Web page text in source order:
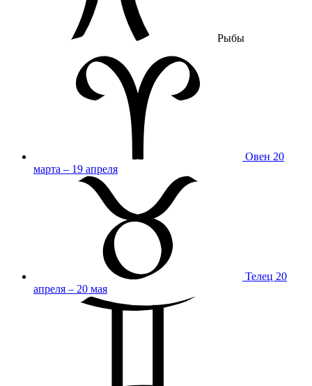
Рыбы
Овен 20
марта – 19 апреля
Телец 20
апреля – 20 мая